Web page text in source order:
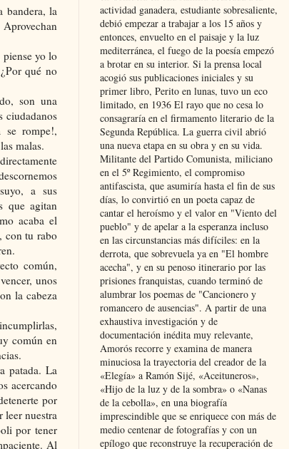
bandera, la
piense yo lo
qué no
son una
ciudadanos
se rompe!,
malas.
a sus
que agitan
acaba el
con tu rabo
común,
unos
la cabeza
común en
patada. La
acercando
por
leer nuestra
por tener
Al
actividad ganadera, estudiante sobresaliente,
debió empezar a trabajar a los 15 años y
entonces, envuelto en el paisaje y la luz
mediterránea, el fuego de la poesía empezó
a brotar en su interior. Si la prensa local
acogió sus publicaciones iniciales y su
primer libro, Perito en lunas, tuvo un eco
limitado, en 1936 El rayo que no cesa lo
consagraría en el firmamento literario de la
Segunda República. La guerra civil abrió
una nueva etapa en su obra y en su vida.
Militante del Partido Comunista, miliciano
en el 5º Regimiento, el compromiso
antifascista, que asumiría hasta el fin de sus
días, lo convirtió en un poeta capaz de
cantar el heroísmo y el valor en "Viento del
pueblo" y de apelar a la esperanza incluso
en las circunstancias más difíciles: en la
derrota, que sobrevuela ya en "El hombre
acecha", y en su penoso itinerario por las
prisiones franquistas, cuando terminó de
alumbrar los poemas de "Cancionero y
romancero de ausencias". A partir de una
exhaustiva investigación y de
documentación inédita muy relevante,
Amorós recorre y examina de manera
minuciosa la trayectoria del creador de la
«Elegía» a Ramón Sijé, «Aceituneros»,
«Hijo de la luz y de la sombra» o «Nanas
de la cebolla», en una biografía
imprescindible que se enriquece con más de
medio centenar de fotografías y con un
epílogo que reconstruye la recuperación de